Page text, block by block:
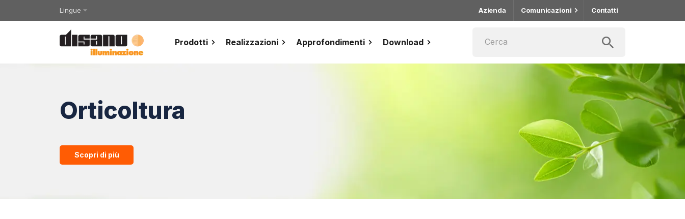
Lingue Azienda Comunicazioni Contatti
Prodotti Realizzazioni Approfondimenti Download
Orticoltura
Scopri di più